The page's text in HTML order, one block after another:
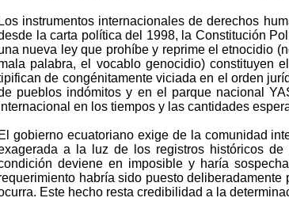
Los instrumentos internacionales de derechos
la carta política del 1998, la Constitución
nueva ley que prohíbe y reprime el etnocidio
palabra, el vocablo genocidio) constituyen
de congénitamente viciada en el orden
pueblos indómitos y en el parque nacional
en los tiempos y las cantidades
El gobierno ecuatoriano exige de la comunidad
a la luz de los registros históricos
deviene en imposible y haría
habría sido puesto
Este hecho resta credibilidad a la